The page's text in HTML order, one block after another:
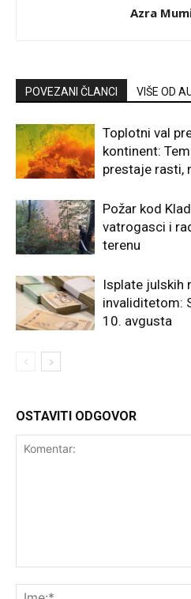
Azra
POVEZANI ČLANCI VIŠE OD
Toplotni val
kontinent:
prestaje rasti,
Požar kod
vatrogasci i
terenu
Isplate julskih
invaliditetom:
10. avgusta
OSTAVITI ODGOVOR